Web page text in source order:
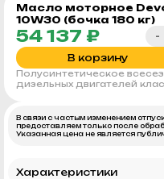
Масло моторное
10W30 (бочка 180 кг)
54 137 ₽ -
В корзину
Полусинтетическое
дизельных двигателей
В связи с частым изменением
предоставляем только после
Указанная цена не является
Характеристики